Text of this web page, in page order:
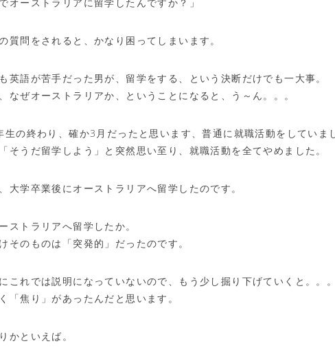
質問をされると、かなり困ってしまいます。
英語が苦手だった男が、留学をする、という決断だけでも一大事。
なぜオーストラリアか、ということになると、う～ん。。。
生の終わり、確か3月だったと思います、普通に就職活動をしていま
そうだ留学しよう」と突然思い至り、就職活動を全てやめました。
大学卒業後にオーストラリアへ留学したのです。
ストラリアへ留学したか。
そのものは「突発的」だったのです。
これでは説明になっていないので、もう少し掘り下げていくと。。。
「焦り」があったんだと思います。
かといえば。